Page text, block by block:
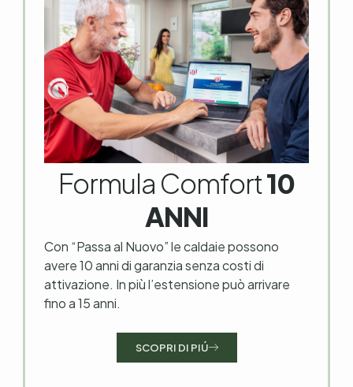
Formula Comfort10
ANNI
Con “Passa al Nuovo” le caldaie possono
avere 10 anni di garanzia senza costi di
attivazione. In più l’estensione può arrivare
fino a 15 anni.
SCOPRI DI PIÚ